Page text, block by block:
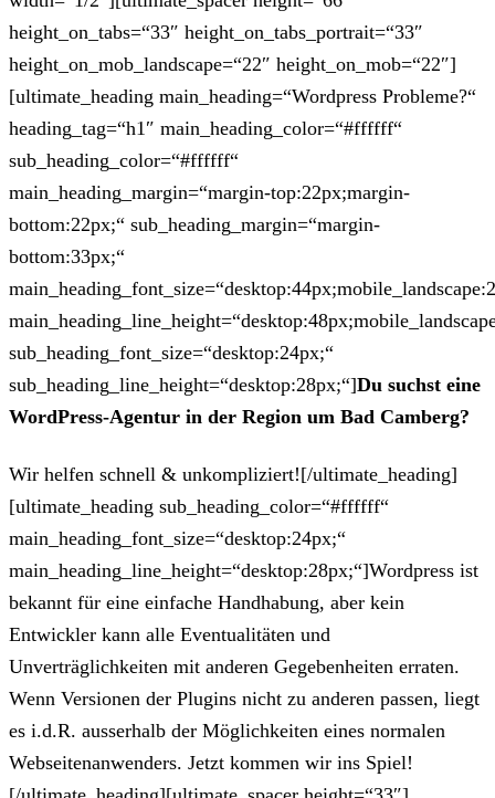
height_on_tabs=“33″ height_on_tabs_portrait=“33″
height_on_mob_landscape=“22″ height_on_mob=“22″]
[ultimate_heading main_heading=“Wordpress Probleme?“
heading_tag=“h1″ main_heading_color=“#ffffff“
sub_heading_color=“#ffffff“
main_heading_margin=“margin-top:22px;margin-
bottom:22px;“ sub_heading_margin=“margin-
bottom:33px;“
sub_heading_font_size=“desktop:24px;“
sub_heading_line_height=“desktop:28px;“]Du suchst eine
WordPress-Agentur in der Region um Bad Camberg?
Wir helfen schnell & unkompliziert![/ultimate_heading]
[ultimate_heading sub_heading_color=“#ffffff“
main_heading_font_size=“desktop:24px;“
main_heading_line_height=“desktop:28px;“]Wordpress ist
bekannt für eine einfache Handhabung, aber kein
Entwickler kann alle Eventualitäten und
Unverträglichkeiten mit anderen Gegebenheiten erraten.
Wenn Versionen der Plugins nicht zu anderen passen, liegt
es i.d.R. ausserhalb der Möglichkeiten eines normalen
Webseitenanwenders. Jetzt kommen wir ins Spiel!